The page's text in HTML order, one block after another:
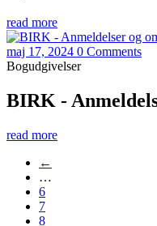
read more
maj 17, 2024 0 Comments
Bogudgivelser
BIRK -
read more
←
…
6
7
8